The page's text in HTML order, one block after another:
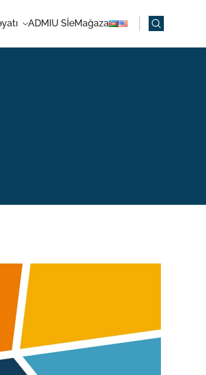
ADMIU SİeMağaza